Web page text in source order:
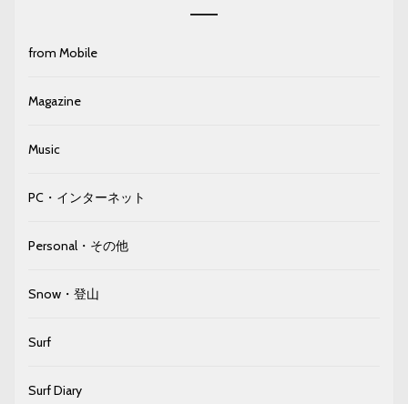
from Mobile
Magazine
Music
PC・インターネット
Personal・その他
Snow・登山
Surf
Surf Diary